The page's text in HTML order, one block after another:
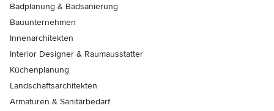
Badplanung & Badsanierung
Bauunternehmen
Innenarchitekten
Interior Designer & Raumausstatter
Küchenplanung
Landschaftsarchitekten
Armaturen & Sanitärbedarf